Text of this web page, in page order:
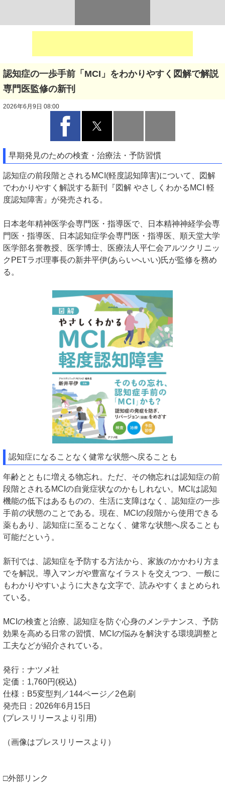
認知症の一歩手前「MCI」をわかりやすく図解で解説
専門医監修の新刊
2026年6月9日 08:00
早期発見のための検査・治療法・予防習慣
認知症の前段階とされるMCI(軽度認知障害)について、図解
でわかりやすく解説する新刊『図解 やさしくわかるMCI 軽
度認知障害』が発売される。
日本老年精神医学会専門医・指導医で、日本精神神経学会専
門医・指導医、日本認知症学会専門医・指導医、順天堂大学
医学部名誉教授、医学博士、医療法人平仁会アルツクリニッ
クPETラボ理事長の新井平伊(あらいへいい)氏が監修を務め
る。
認知症になることなく健常な状態へ戻ることも
年齢とともに増える物忘れ。ただ、その物忘れは認知症の前
段階とされるMCIの自覚症状なのかもしれない。MCIは認知
機能の低下はあるものの、生活に支障はなく、認知症の一歩
手前の状態のことである。現在、MCIの段階から使用できる
薬もあり、認知症に至ることなく、健常な状態へ戻ることも
可能だという。
新刊では、認知症を予防する方法から、家族のかかわり方ま
でを解説。導入マンガや豊富なイラストを交えつつ、一般に
もわかりやすいように大きな文字で、読みやすくまとめられ
ている。
MCIの検査と治療、認知症を防ぐ心身のメンテナンス、予防
効果を高める日常の習慣、MCIの悩みを解決する環境調整と
工夫などが紹介されている。
発行：ナツメ社
定価：1,760円(税込)
仕様：B5変型判／144ページ／2色刷
発売日：2026年6月15日
(プレスリリースより引用)
（画像はプレスリリースより）
□外部リンク